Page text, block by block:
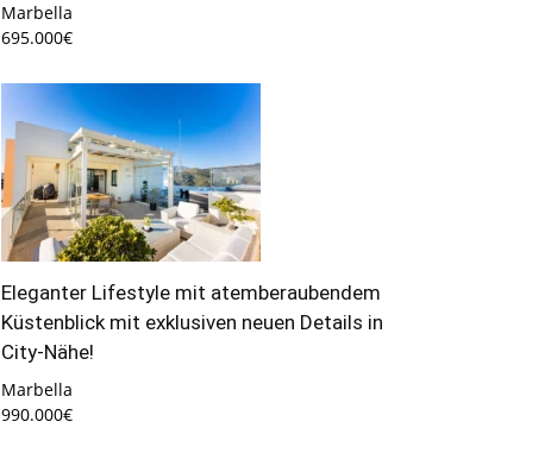
Marbella
695.000€
Eleganter Lifestyle mit atemberaubendem
Küstenblick mit exklusiven neuen Details in
City-Nähe!
Marbella
990.000€